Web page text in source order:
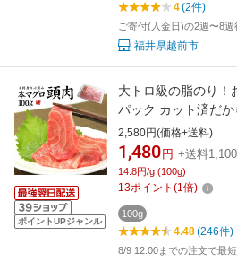
4(2件)
ご寄付(入金日)の2週〜8週
福井県越前市
ポイントUPジャンル
大トロ級の脂のり！
パック カット済だ
（刺身 まぐろ 鮪 つ
寿司 お中元 敬老の
日）《ref-kr8》〈kr1
2,580円(価格+送料)
1,480 円 +送料
14.8円/g (100g)
13ポイント (1倍)
100g
4.48(246件)
8/9 12:00までの注文で最